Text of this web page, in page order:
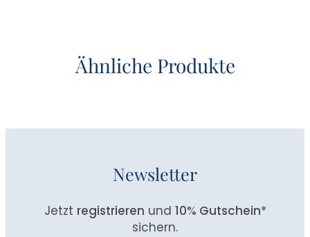
Ähnliche Produkte
Newsletter
Jetzt registrieren und 10% Gutschein*
sichern.